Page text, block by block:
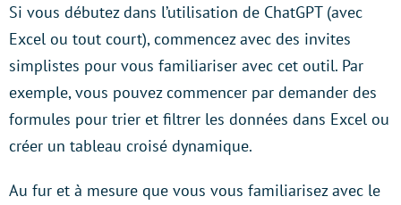
Si vous débutez dans l’utilisation de ChatGPT (avec
Excel ou tout court), commencez avec des invites
simplistes pour vous familiariser avec cet outil. Par
exemple, vous pouvez commencer par demander des
formules pour trier et filtrer les données dans Excel ou
créer un tableau croisé dynamique.
Au fur et à mesure que vous vous familiarisez avec le